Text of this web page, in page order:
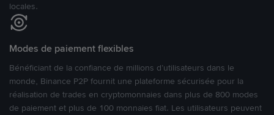
locales.
Modes de paiement flexibles
Bénéficiant de la confiance de millions d’utilisateurs dans le
monde, Binance P2P fournit une plateforme sécurisée pour la
réalisation de trades en cryptomonnaies dans plus de 800 modes
de paiement et plus de 100 monnaies fiat. Les utilisateurs peuvent